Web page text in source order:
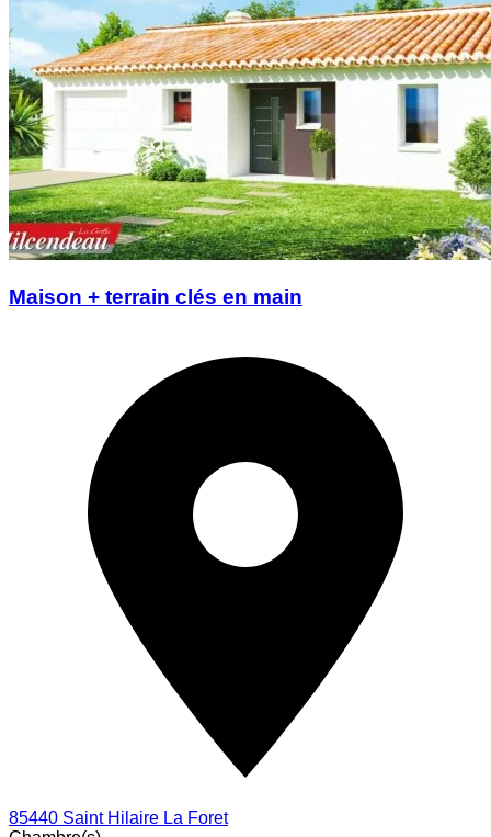
Maison + terrain clés en main
85440 Saint Hilaire La Foret